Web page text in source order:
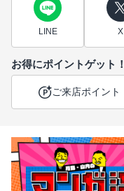
LINE X
お得にポイントゲット！
ご来店ポイント